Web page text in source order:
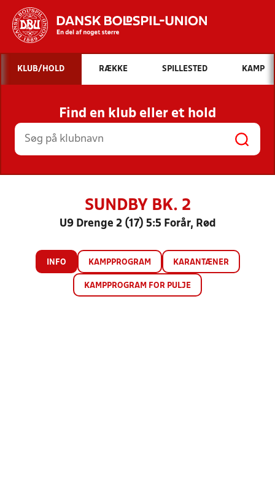
Hvad vil du søge efter?
INDHOLD OG NYHEDER
STILLINGER, RESULTATER, KLUBBER OG
HOLD
KLUB/HOLD RÆKKE SPILLESTED KAMP
Find en klub eller et hold
SUNDBY BK. 2
U9 Drenge 2 (17) 5:5 Forår, Rød
INFO KAMPPROGRAM KARANTÆNER
KAMPPROGRAM FOR PULJE